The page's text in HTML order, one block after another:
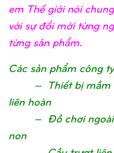
em Thế giới nói
với sự đổi mới từng
từng sản phẩm.
Các sản phẩm công
– Thiết bị
liên hoàn
– Đồ chơi
non